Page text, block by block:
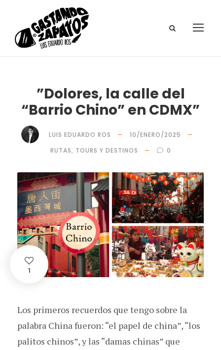
”Dolores, la calle del
“Barrio Chino” en CDMX”
LUIS EDUARDO ROS
10/ENERO/2025
RUTAS, TOURS Y DESTINOS
0
1
Los primeros recuerdos que tengo sobre la
palabra China fueron: “el papel de china”, “los
palitos chinos”, y las “damas chinas” que